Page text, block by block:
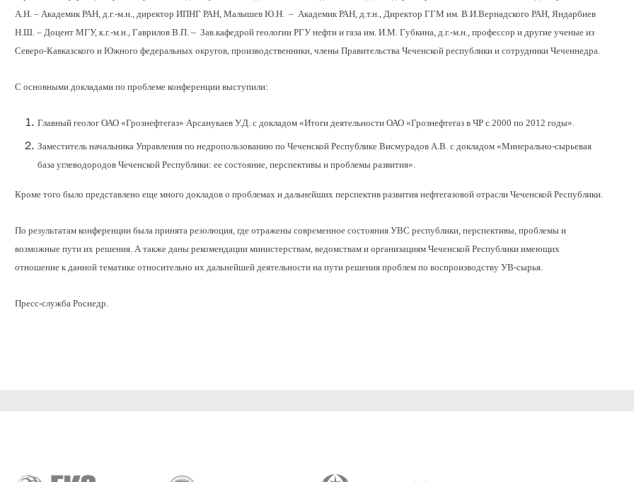
А.Н. – Академик РАН, д.г.-м.н., директор ИПНГ РАН, Малышев Ю.Н. – Академик РАН, д.т.н., Директор ГГМ им. В.И.Вернадского РАН, Яндарбиев
Н.Ш. – Доцент МГУ, к.г.-м.н., Гаврилов В.П. – Зав.кафедрой геологии РГУ нефти и газа им. И.М. Губкина, д.г.-м.н., профессор и другие ученые из
Северо-Кавказского и Южного федеральных округов, производственники, члены Правительства Чеченской республики и сотрудники Чеченнедра.
С основными докладами по проблеме конференции выступили:
Главный геолог ОАО «Грознефтегаз» Арсанукаев У.Д. с докладом «Итоги деятельности ОАО «Грознефтегаз в ЧР с 2000 по 2012 годы».
Заместитель начальника Управления по недропользованию по Чеченской Республике Висмурадов А.В. с докладом «Минерально-сырьевая
база углеводородов Чеченской Республики: ее состояние, перспективы и проблемы развития».
Кроме того было представлено еще много докладов о проблемах и дальнейших перспектив развития нефтегазовой отрасли Чеченской Республики.
По результатам конференции была принята резолюция, где отражены современное состояния УВС республики, перспективы, проблемы и
возможные пути их решения. А также даны рекомендации министерствам, ведомствам и организациям Чеченской Республики имеющих
отношение к данной тематике относительно их дальнейшей деятельности на пути решения проблем по воспроизводству УВ-сырья.
Пресс-служба Роснедр.